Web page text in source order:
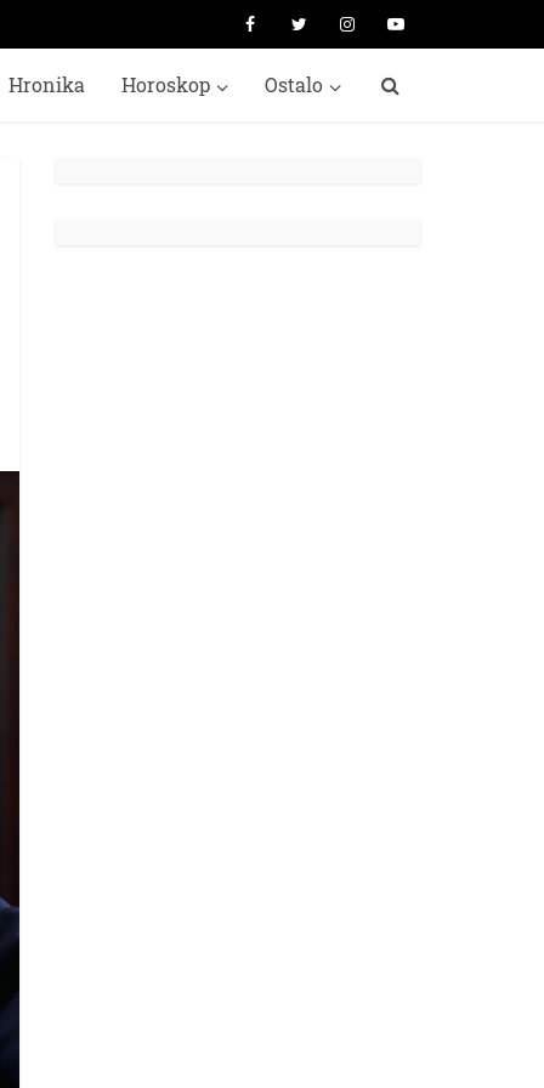
Hronika Horoskop Ostalo